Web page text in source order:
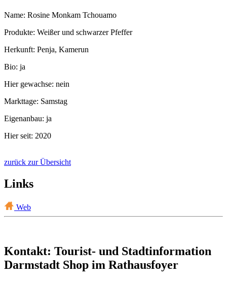
Name: Rosine Monkam Tchouamo
Produkte: Weißer und schwarzer Pfeffer
Herkunft: Penja, Kamerun
Bio: ja
Hier gewachse: nein
Markttage: Samstag
Eigenanbau: ja
Hier seit: 2020
zurück zur Übersicht
Links
Web
Kontakt: Tourist- und Stadtinformation
Darmstadt Shop im Rathausfoyer